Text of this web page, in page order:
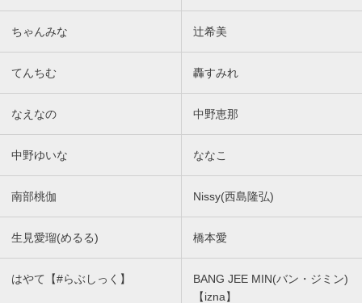
ちゃんみな 辻希美
てんちむ 轟すみれ
なえなの 中野恵那
中野ゆいな ななこ
南部桃伽 Nissy(西島隆弘)
生見愛瑠(めるる) 橋本愛
はやて【#らぶしっく】
BANG JEE MIN(バン・ジミン)
【izna】